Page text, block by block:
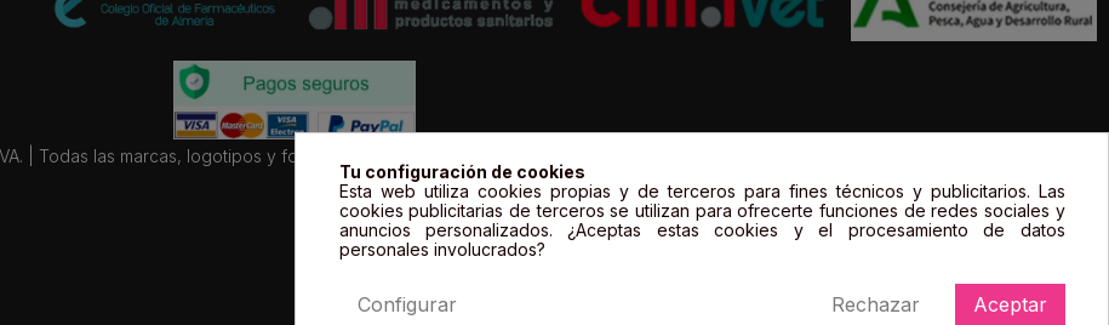
| Todas las marcas, logotipos y fotos de productos son propiedad legal de sus propietarios y sólo se muestran a título informativo.
Tu configuración de cookies
Esta web utiliza cookies propias y de terceros para fines técnicos y publicitarios. Las
cookies publicitarias de terceros se utilizan para ofrecerte funciones de redes sociales y
anuncios personalizados. ¿Aceptas estas cookies y el procesamiento de datos
personales involucrados?
Aceptar
Rechazar
Configurar